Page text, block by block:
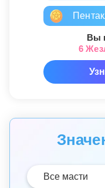
Вы
6